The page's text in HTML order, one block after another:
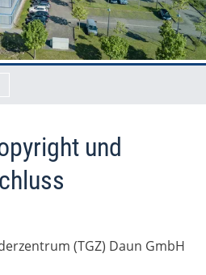
und
(TGZ) Daun GmbH